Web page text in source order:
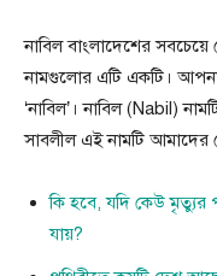
নাবিল বাংলাদেশের
নামগুলোর এটি একটি।
‘নাবিল’। নাবিল (Nabil)
সাবলীল এই নামটি আমাদের
কি হবে, যদি কেউ মৃত্যুর
যায়?